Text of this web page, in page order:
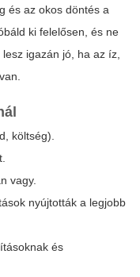
és az okos döntés a
ki felelősen, és ne
igazán jó, ha az íz,
költség).
vagy.
nyújtották a legjobb
és